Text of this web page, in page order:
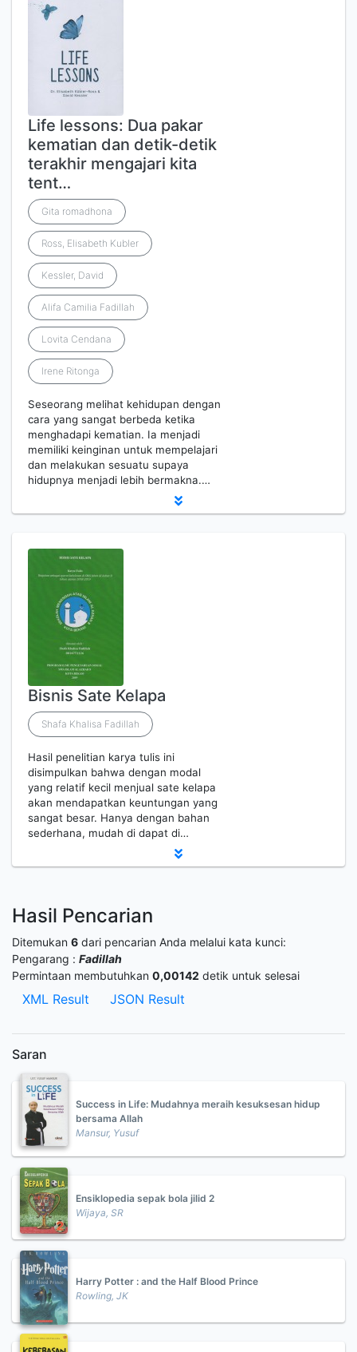
Life lessons: Dua pakar
kematian dan detik-detik
terakhir mengajari kita
tent…
Gita romadhona
Ross, Elisabeth Kubler
Kessler, David
Alifa Camilia Fadillah
Lovita Cendana
Irene Ritonga
Seseorang melihat kehidupan dengan
cara yang sangat berbeda ketika
menghadapi kematian. Ia menjadi
memiliki keinginan untuk mempelajari
dan melakukan sesuatu supaya
hidupnya menjadi lebih bermakna.…
Bisnis Sate Kelapa
Shafa Khalisa Fadillah
Hasil penelitian karya tulis ini
disimpulkan bahwa dengan modal
yang relatif kecil menjual sate kelapa
akan mendapatkan keuntungan yang
sangat besar. Hanya dengan bahan
sederhana, mudah di dapat di…
Hasil Pencarian
Ditemukan 6 dari pencarian Anda melalui kata kunci:
Pengarang : Fadillah
Permintaan membutuhkan 0,00142 detik untuk selesai
XML Result JSON Result
Saran
Success in Life: Mudahnya meraih kesuksesan hidup
bersama Allah
Mansur, Yusuf
Ensiklopedia sepak bola jilid 2
Wijaya, SR
Harry Potter : and the Half Blood Prince
Rowling, JK